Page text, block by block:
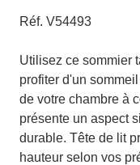
Réf. V54493
Utilisez ce sommier
profiter d'un
de votre chambre à
présente un aspect
durable. Tête de lit
hauteur selon vos